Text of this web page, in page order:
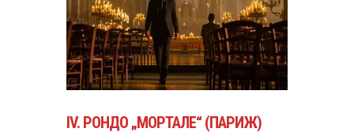
IV. РОНДО „МОРТАЛЕ“ (ПАРИЖ)